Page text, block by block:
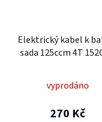
Elektrický kabel k
sada 125ccm 4T
vyprodáno
270 Kč